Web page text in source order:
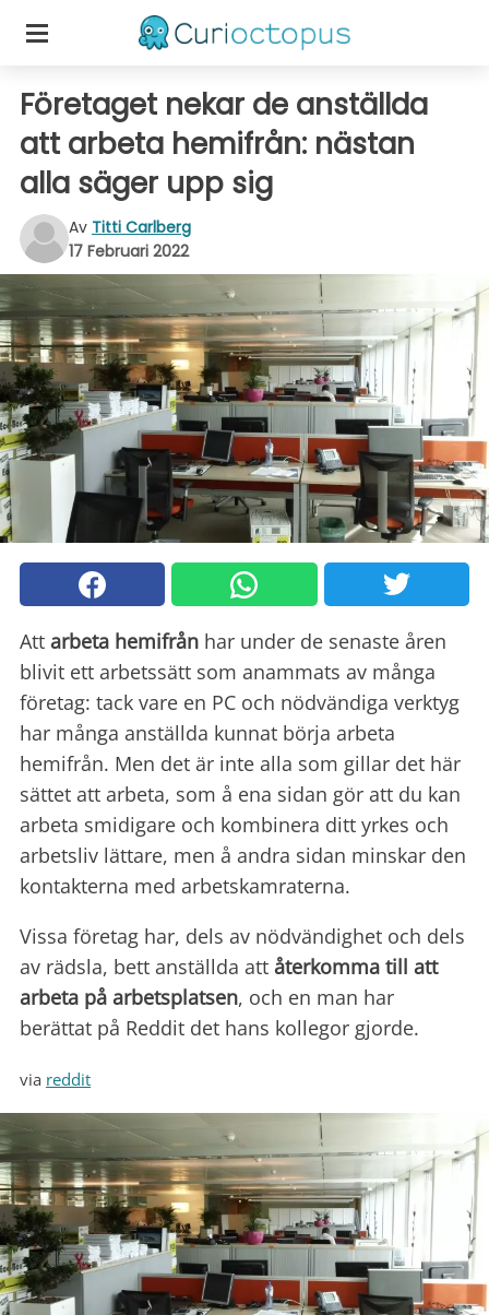
Företaget nekar de anställda
att arbeta hemifrån: nästan
alla säger upp sig
Av Titti Carlberg
17 Februari 2022
Att arbeta hemifrån har under de senaste åren
blivit ett arbetssätt som anammats av många
företag: tack vare en PC och nödvändiga verktyg
har många anställda kunnat börja arbeta
hemifrån. Men det är inte alla som gillar det här
sättet att arbeta, som å ena sidan gör att du kan
arbeta smidigare och kombinera ditt yrkes och
arbetsliv lättare, men å andra sidan minskar den
kontakterna med arbetskamraterna.
Vissa företag har, dels av nödvändighet och dels
av rädsla, bett anställda att återkomma till att
arbeta på arbetsplatsen, och en man har
berättat på Reddit det hans kollegor gjorde.
via reddit